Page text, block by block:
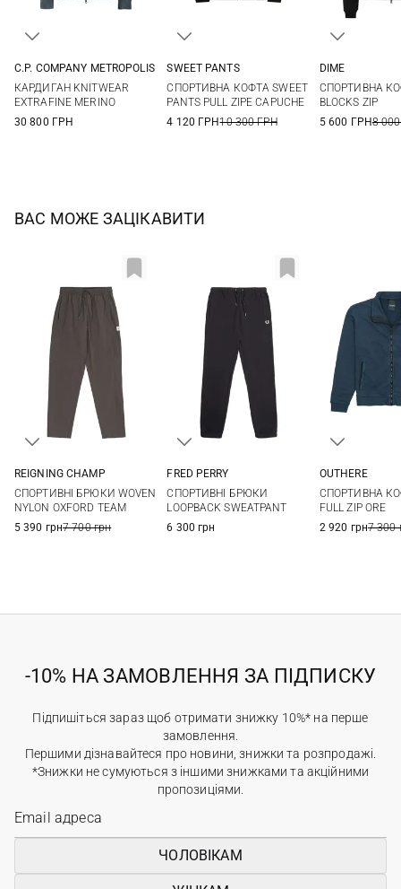
C.P. COMPANY METROPOLIS
КАРДИГАН KNITWEAR
EXTRAFINE MERINO
30 800 ГРН
XL
SWEET PANTS
СПОРТИВНА КОФТА SWEET
PANTS PULL ZIPE CAPUCHE
4 120 ГРН10 300 ГРН
DIME
СПОРТИВНА
BLOCKS ZIP
5 600 ГРН8
ВАС МОЖЕ ЗАЦІКАВИТИ
REIGNING CHAMP
СПОРТИВНІ БРЮКИ WOVEN
NYLON OXFORD TEAM
5 390 грн7 700 грн
FRED PERRY
СПОРТИВНІ БРЮКИ
LOOPBACK SWEATPANT
6 300 грн
XXL
OUTHERE
СПОРТИВНА
FULL ZIP ORE
2 920 грн7 300
-10% НА ЗАМОВЛЕННЯ ЗА ПІДПИСКУ
Підпишіться зараз щоб отримати знижку 10%* на перше
замовлення.
Першими дізнавайтеся про новини, знижки та розпродажі.
*Знижки не сумуються з іншими знижками та акційними
пропозиціями.
ЧОЛОВІКАМ